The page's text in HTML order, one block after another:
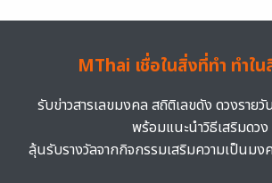
MThai เชื่อในสิ่งที่ทำ ทำใน
รับข่าวสารเลขมงคล สถิติเลขดัง ดวงรายวั
พร้อมแนะนำวิธีเสริมดวง
ลุ้นรับรางวัลจากกิจกรรมเสริมความเป็นมง